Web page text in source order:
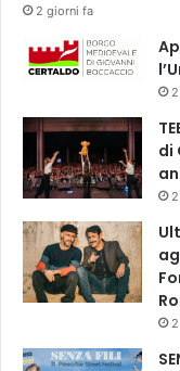
2 giorni fa
di